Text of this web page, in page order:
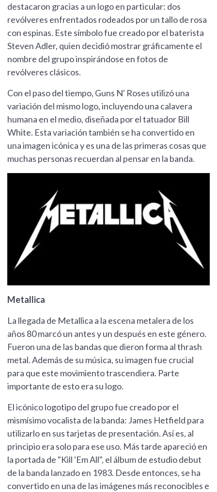
destacaron gracias a un logo en particular: dos
revólveres enfrentados rodeados por un tallo de rosa
con espinas. Este símbolo fue creado por el baterista
Steven Adler, quien decidió mostrar gráficamente el
nombre del grupo inspirándose en fotos de
revólveres clásicos.
Con el paso del tiempo, Guns N' Roses utilizó una
variación del mismo logo, incluyendo una calavera
humana en el medio, diseñada por el tatuador Bill
White. Esta variación también se ha convertido en
una imagen icónica y es una de las primeras cosas que
muchas personas recuerdan al pensar en la banda.
Metallica
La llegada de Metallica a la escena metalera de los
años 80 marcó un antes y un después en este género.
Fueron una de las bandas que dieron forma al thrash
metal. Además de su música, su imagen fue crucial
para que este movimiento trascendiera. Parte
importante de esto era su logo.
El icónico logotipo del grupo fue creado por el
mismísimo vocalista de la banda: James Hetfield para
utilizarlo en sus tarjetas de presentación. Así es, al
principio era solo para ese uso. Más tarde apareció en
la portada de "Kill 'Em All", el álbum de estudio debut
de la banda lanzado en 1983. Desde entonces, se ha
convertido en una de las imágenes más reconocibles e